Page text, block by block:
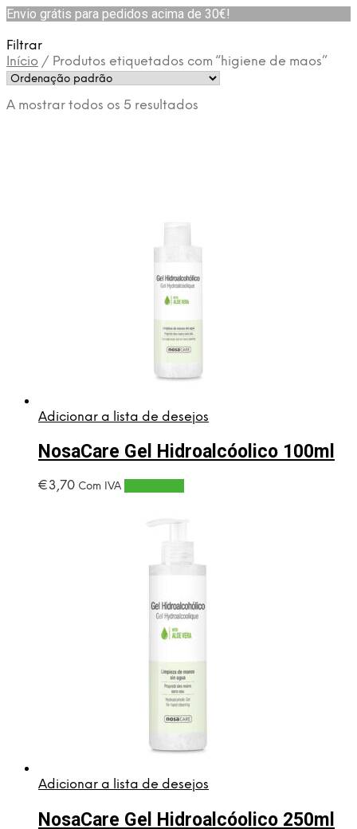
Envio grátis para pedidos acima de 30€!
Filtrar
Início / Produtos etiquetados com “higiene de maos”
A mostrar todos os 5 resultados
Adicionar a lista de desejos
NosaCare Gel Hidroalcóolico 100ml
€3,70 Com IVA
Adicionar a lista de desejos
NosaCare Gel Hidroalcóolico 250ml